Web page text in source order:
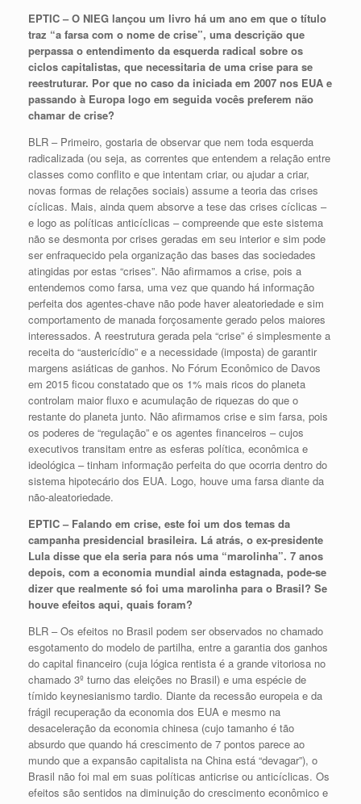
EPTIC – O NIEG lançou um livro há um ano em que o título
traz “a farsa com o nome de crise”, uma descrição que
perpassa o entendimento da esquerda radical sobre os
ciclos capitalistas, que necessitaria de uma crise para se
reestruturar. Por que no caso da iniciada em 2007 nos EUA e
passando à Europa logo em seguida vocês preferem não
chamar de crise?
BLR – Primeiro, gostaria de observar que nem toda esquerda
radicalizada (ou seja, as correntes que entendem a relação entre
classes como conflito e que intentam criar, ou ajudar a criar,
novas formas de relações sociais) assume a teoria das crises
cíclicas. Mais, ainda quem absorve a tese das crises cíclicas –
e logo as políticas anticíclicas – compreende que este sistema
não se desmonta por crises geradas em seu interior e sim pode
ser enfraquecido pela organização das bases das sociedades
atingidas por estas “crises”. Não afirmamos a crise, pois a
entendemos como farsa, uma vez que quando há informação
perfeita dos agentes-chave não pode haver aleatoriedade e sim
comportamento de manada forçosamente gerado pelos maiores
interessados. A reestrutura gerada pela “crise” é simplesmente a
receita do “austericídio” e a necessidade (imposta) de garantir
margens asiáticas de ganhos. No Fórum Econômico de Davos
em 2015 ficou constatado que os 1% mais ricos do planeta
controlam maior fluxo e acumulação de riquezas do que o
restante do planeta junto. Não afirmamos crise e sim farsa, pois
os poderes de “regulação” e os agentes financeiros – cujos
executivos transitam entre as esferas política, econômica e
ideológica – tinham informação perfeita do que ocorria dentro do
sistema hipotecário dos EUA. Logo, houve uma farsa diante da
não-aleatoriedade.
EPTIC – Falando em crise, este foi um dos temas da
campanha presidencial brasileira. Lá atrás, o ex-presidente
Lula disse que ela seria para nós uma “marolinha”. 7 anos
depois, com a economia mundial ainda estagnada, pode-se
dizer que realmente só foi uma marolinha para o Brasil? Se
houve efeitos aqui, quais foram?
BLR – Os efeitos no Brasil podem ser observados no chamado
esgotamento do modelo de partilha, entre a garantia dos ganhos
do capital financeiro (cuja lógica rentista é a grande vitoriosa no
chamado 3º turno das eleições no Brasil) e uma espécie de
tímido keynesianismo tardio. Diante da recessão europeia e da
frágil recuperação da economia dos EUA e mesmo na
desaceleração da economia chinesa (cujo tamanho é tão
absurdo que quando há crescimento de 7 pontos parece ao
mundo que a expansão capitalista na China está “devagar”), o
Brasil não foi mal em suas políticas anticrise ou anticíclicas. Os
efeitos são sentidos na diminuição do crescimento econômico e